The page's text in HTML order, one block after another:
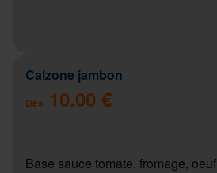
Calzone jambon
Dès 10.00 €
Base sauce tomate, fromage, oeuf